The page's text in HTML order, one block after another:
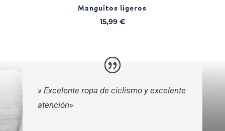
Manguitos ligeros
15,99 €
» Excelente ropa de ciclismo y excelente
atención»